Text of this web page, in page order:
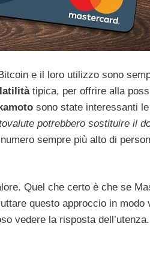
e il loro utilizzo sono
tipica, per offrire alla
sono state interessanti
potrebbero sostituire il
sempre più alto di
Quel che certo è che se
questo approccio in modo
vedere la risposta dell’utenza.